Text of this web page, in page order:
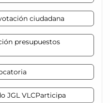
ciudadana
presupuestos
JGL VLCParticipa